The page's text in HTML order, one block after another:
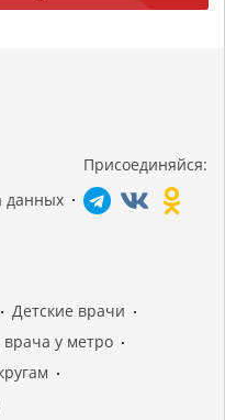
данных
Присоединяйся:
Детские врачи
у метро